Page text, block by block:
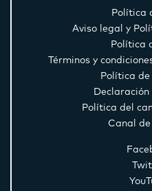
Política
Aviso legal y
Política
Términos y
Política
Política del
Canal